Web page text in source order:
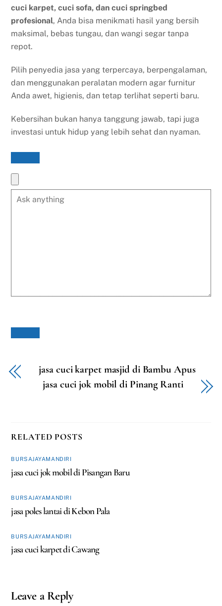
cuci karpet, cuci sofa, dan cuci springbed
profesional, Anda bisa menikmati hasil yang bersih
maksimal, bebas tungau, dan wangi segar tanpa
repot.
Pilih penyedia jasa yang terpercaya, berpengalaman,
dan menggunakan peralatan modern agar furnitur
Anda awet, higienis, dan tetap terlihat seperti baru.
Kebersihan bukan hanya tanggung jawab, tapi juga
investasi untuk hidup yang lebih sehat dan nyaman.
jasa cuci karpet masjid di Bambu Apus
jasa cuci jok mobil di Pinang Ranti
RELATED POSTS
BURSAJAYAMANDIRI
jasa cuci jok mobil di Pisangan Baru
BURSAJAYAMANDIRI
jasa poles lantai di Kebon Pala
BURSAJAYAMANDIRI
jasa cuci karpet di Cawang
Leave a Reply